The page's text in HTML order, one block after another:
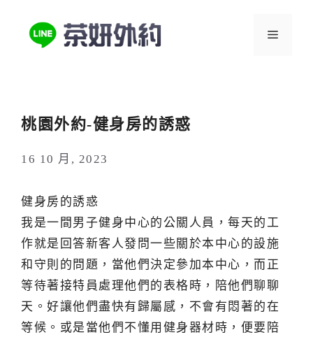
選
桃園外約-健身房的誘惑
16 10 月, 2023
健身房的誘惑
我是一間男子健身中心的公關人員，每天的工
作就是回答新客人發問一些關於本中心的設施
和守則的問題，當他們決定參加本中心，而正
等待著接特員處理他們的表格時，陪他們聊聊
天。好讓他們盡快有歸屬感，不會有悶著的在
等候。或是當他們不懂用健身器材時，便要陪